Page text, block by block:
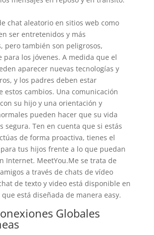
chat aleatorio en sitios web como
ser entretenidos y más
pero también son peligrosos,
para los jóvenes. A medida que el
aparecer nuevas tecnologías y
y los padres deben estar
estos cambios. Una comunicación
su hijo y una orientación y
pueden hacer que su vida
segura. Ten en cuenta que si estás
de forma proactiva, tienes el
tus hijos frente a lo que puedan
Internet. MeetYou.Me se trata de
a través de chats de vídeo
de texto y video está disponible en
está diseñada de manera easy.
Globales